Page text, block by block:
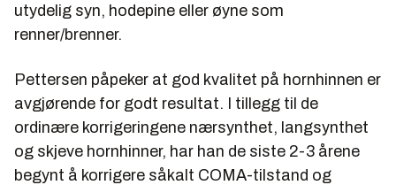
utydelig syn, hodepine eller øyne som
renner/brenner.
Pettersen påpeker at god kvalitet på hornhinnen er
avgjørende for godt resultat. I tillegg til de
ordinære korrigeringene nærsynthet, langsynthet
og skjeve hornhinner, har han de siste 2-3 årene
begynt å korrigere såkalt COMA-tilstand og